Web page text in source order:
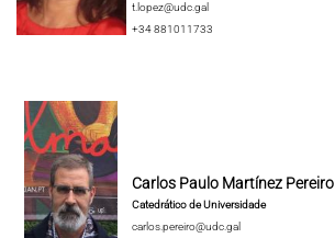
t.lopez@udc.gal
+34 881011733
Carlos Paulo Martínez Pereiro
Catedrático de Universidade
carlos.pereiro@udc.gal